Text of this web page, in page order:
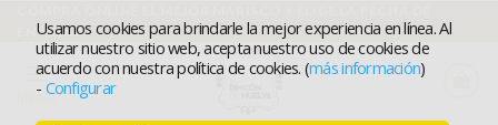
Usamos cookies para brindarle la mejor experiencia en línea. Al
utilizar nuestro sitio web, acepta nuestro uso de cookies de
acuerdo con nuestra política de cookies. (más información)
- Configurar
contenido
ENTREGA
MENÚ